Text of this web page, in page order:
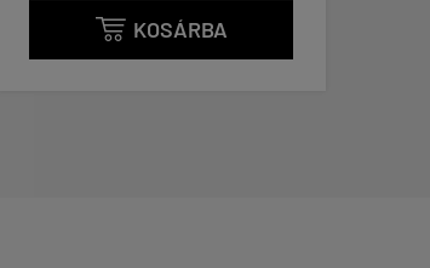
